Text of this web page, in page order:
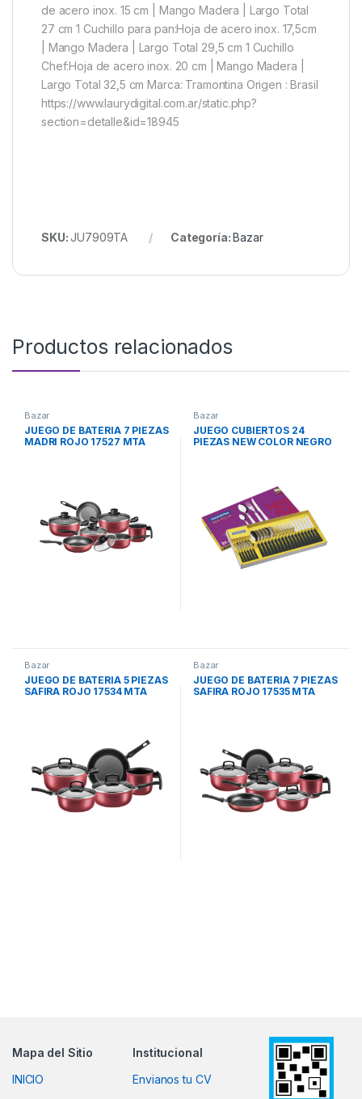
de acero inox. 15 cm | Mango Madera | Largo Total
27 cm 1 Cuchillo para pan:Hoja de acero inox. 17,5cm
| Mango Madera | Largo Total 29,5 cm 1 Cuchillo
Chef:Hoja de acero inox. 20 cm | Mango Madera |
Largo Total 32,5 cm Marca: Tramontina Origen : Brasil
https://www.laurydigital.com.ar/static.php?
section=detalle&id=18945
SKU:JU7909TA Categoría:Bazar
Productos relacionados
Bazar
JUEGO DE BATERIA 7 PIEZAS
MADRI ROJO 17527 MTA
Bazar
JUEGO CUBIERTOS 24
PIEZAS NEW COLOR NEGRO
Bazar
JUEGO DE BATERIA 5 PIEZAS
SAFIRA ROJO 17534 MTA
Bazar
JUEGO DE BATERIA 7 PIEZAS
SAFIRA ROJO 17535 MTA
Mapa del Sitio
INICIO
Institucional
Envianos tu CV